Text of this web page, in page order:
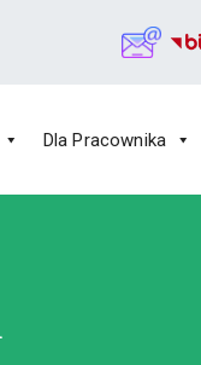
Dla Pracownika